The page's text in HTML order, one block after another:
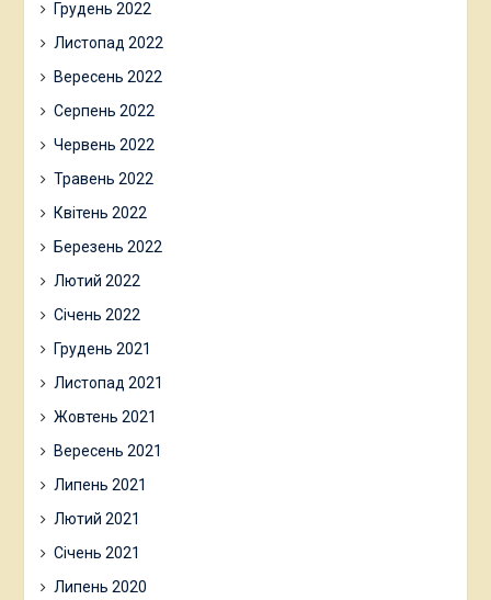
Грудень 2022
Листопад 2022
Вересень 2022
Серпень 2022
Червень 2022
Травень 2022
Квітень 2022
Березень 2022
Лютий 2022
Січень 2022
Грудень 2021
Листопад 2021
Жовтень 2021
Вересень 2021
Липень 2021
Лютий 2021
Січень 2021
Липень 2020